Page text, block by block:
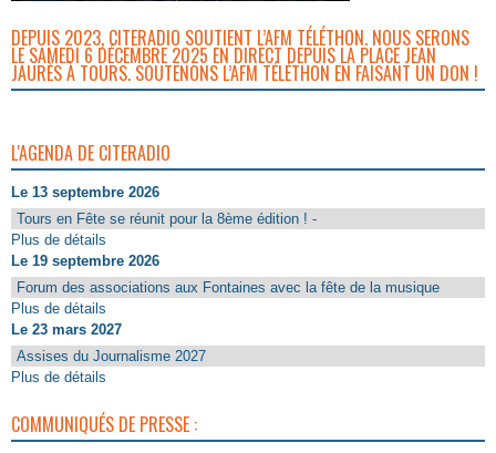
DEPUIS 2023, CITERADIO SOUTIENT L’AFM TÉLÉTHON. NOUS SERONS
LE SAMEDI 6 DÉCEMBRE 2025 EN DIRECT DEPUIS LA PLACE JEAN
JAURÈS À TOURS. SOUTENONS L’AFM TÉLÉTHON EN FAISANT UN DON !
L'AGENDA DE CITERADIO
Le 13 septembre 2026
Tours en Fête se réunit pour la 8ème édition ! -
Plus de détails
Le 19 septembre 2026
Forum des associations aux Fontaines avec la fête de la musique
Plus de détails
Le 23 mars 2027
Assises du Journalisme 2027
Plus de détails
COMMUNIQUÉS DE PRESSE :